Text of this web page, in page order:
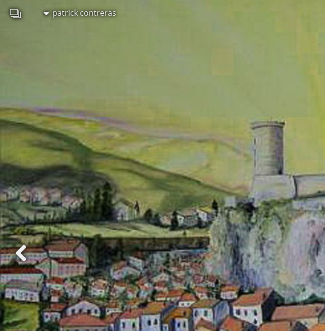
patrick contreras